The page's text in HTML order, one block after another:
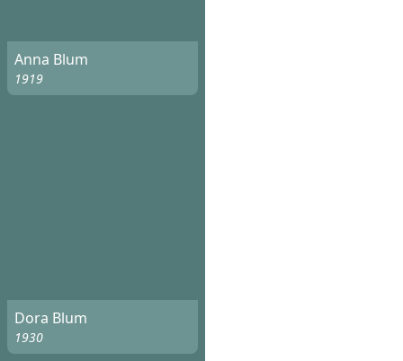
Anna Blum
1919
Dora Blum
1930